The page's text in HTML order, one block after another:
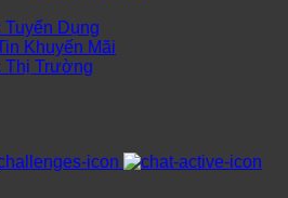
Dụng
Khuyến Mãi
Thị Trường